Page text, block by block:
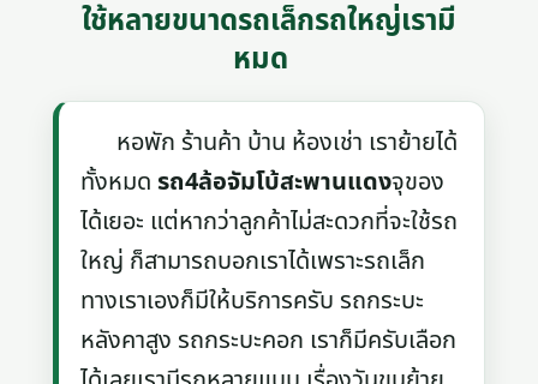
ใช้หลายขนาดรถเล็กรถใหญ่เรามี
หมด
หอพัก ร้านค้า บ้าน ห้องเช่า เราย้ายได้
ทั้งหมดรถ4ล้อจัมโบ้สะพานแดงจุของ
ได้เยอะ แต่หากว่าลูกค้าไม่สะดวกที่จะใช้รถ
ใหญ่ ก็สามารถบอกเราได้เพราะรถเล็ก
ทางเราเองก็มีให้บริการครับ รถกระบะ
หลังคาสูง รถกระบะคอก เราก็มีครับเลือก